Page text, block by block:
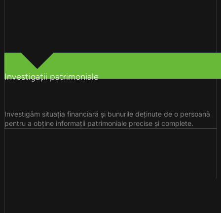
Investigații patrimoniale
Investigăm situația financiară și bunurile deținute de o persoană
pentru a obține informații patrimoniale precise și complete.